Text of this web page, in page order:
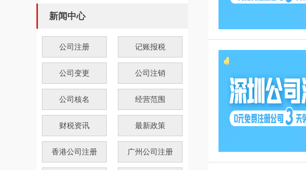
新闻中心
公司注册 记账报税
公司变更 公司注销
公司核名 经营范围
财税资讯 最新政策
香港公司注册 广州公司注册